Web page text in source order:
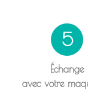
5
Échange
avec votre